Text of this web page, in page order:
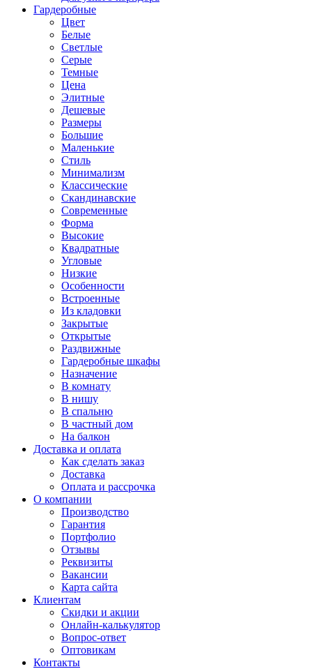
Гардеробные
Цвет
Белые
Светлые
Серые
Темные
Цена
Элитные
Дешевые
Размеры
Большие
Маленькие
Стиль
Минимализм
Классические
Скандинавские
Современные
Форма
Высокие
Квадратные
Угловые
Низкие
Особенности
Встроенные
Из кладовки
Закрытые
Открытые
Раздвижные
Гардеробные шкафы
Назначение
В комнату
В нишу
В спальню
В частный дом
На балкон
Доставка и оплата
Как сделать заказ
Доставка
Оплата и рассрочка
О компании
Производство
Гарантия
Портфолио
Отзывы
Реквизиты
Вакансии
Карта сайта
Клиентам
Скидки и акции
Онлайн-калькулятор
Вопрос-ответ
Оптовикам
Контакты